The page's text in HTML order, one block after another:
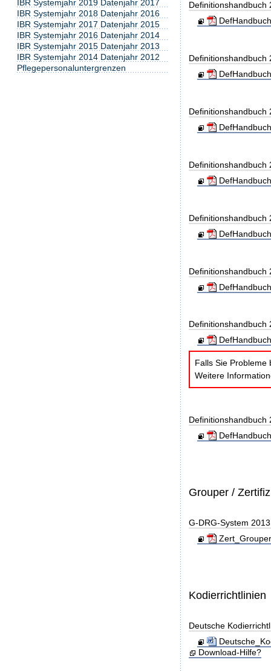
Definitionshandbuch
Definitionshandbuch
Definitionshandbuch
Definitionshandbuch
Definitionshandbuch
Definitionshandbuch
Definitionshandbuch
Falls Sie Probleme
Weitere
Definitionshandbuch
Grouper /
G-DRG-System
Kodierrichtlinien
Deutsche
Download-Hilfe?
IBR Systemjahr 2019 Datenjahr 2017
IBR Systemjahr 2018 Datenjahr 2016
IBR Systemjahr 2017 Datenjahr 2015
IBR Systemjahr 2016 Datenjahr 2014
IBR Systemjahr 2015 Datenjahr 2013
IBR Systemjahr 2014 Datenjahr 2012
Pflegepersonaluntergrenzen